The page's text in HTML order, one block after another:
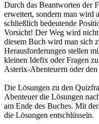
Durch das Beantworten der
erweitert, sondern man wird
schließlich bedeutende
Vorsicht! Der Weg wird
diesem Buch wird man sich
Herausforderungen stellen
kleinen Idefix oder Fragen
Asterix-Abenteuern oder
Die Lösungen zu den
Abenteuer die Lösungen
am Ende des Buches. Mit
die Lösungen entschlüsseln.